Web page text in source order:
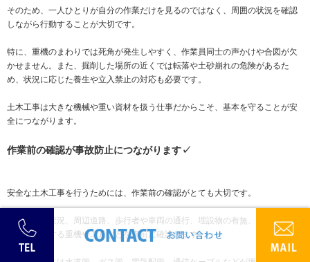
そのため、一人ひとりが自分の作業だけを見るのではなく、周囲の状況を確認
しながら行動することが大切です。
特に、重機のまわりでは死角が発生しやすく、作業員同士の声かけや合図が欠
かせません。また、掘削した場所の近くでは転落や土砂崩れの危険があるた
め、状況に応じた養生や立入禁止の対応も必要です。
土木工事は大きな機械や重い資材を扱う仕事だからこそ、基本を守ることが安
全につながります。
作業前の確認が事故防止につながります✓
安全な土木工事を行うためには、作業前の確認がとても大切です。
現場の地盤状況、周辺道路、歩行者や車両の通行、埋設物の有無、天候、作業
範囲、使用する重機や工具などを事前に確認します。